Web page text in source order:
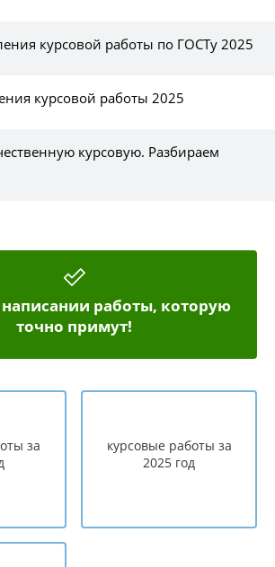
курсовой работы по ГОСТу 2025
курсовой работы 2025
курсовую. Разбираем
работы, которую
точно примут!
за
курсовые работы за
2025 год